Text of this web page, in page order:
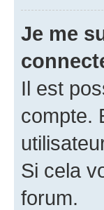
Je me
Il est
compte.
Si cela
forum.